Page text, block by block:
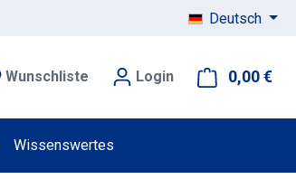
Deutsch
Wunschliste Login 0,00 €
Wissenswertes